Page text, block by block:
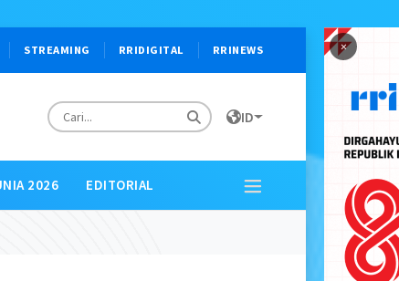
×
STREAMING RRIDIGITAL RRINEWS
ID
2026 EDITORIAL